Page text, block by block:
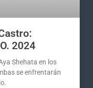
2024
Shehata en los
se enfrentarán